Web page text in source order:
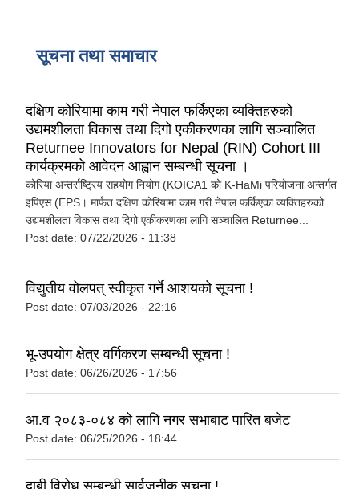
सूचना तथा समाचार
दक्षिण कोरियामा काम गरी नेपाल फर्किएका व्यक्तिहरुको
उद्यमशीलता विकास तथा दिगो एकीकरणका लागि सञ्चालित
Returnee Innovators for Nepal (RIN) Cohort III
कार्यक्रमको आवेदन आह्वान सम्बन्धी सूचना ।
कोरिया अन्तर्राष्ट्रिय सहयोग नियोग (KOICA1 को K-HaMi परियोजना अन्तर्गत
इपिएस (EPS। मार्फत दक्षिण कोरियामा काम गरी नेपाल फर्किएका व्यक्तिहरुको
उद्यमशीलता विकास तथा दिगो एकीकरणका लागि सञ्चालित Returnee...
Post date: 07/22/2026 - 11:38
विद्युतीय वोलपत् स्वीकृत गर्ने आशयको सूचना !
Post date: 07/03/2026 - 22:16
भू-उपयोग क्षेत्र वर्गिकरण सम्बन्धी सूचना !
Post date: 06/26/2026 - 17:56
आ.व २०८३-०८४ को लागि नगर सभाबाट पारित बजेट
Post date: 06/25/2026 - 18:44